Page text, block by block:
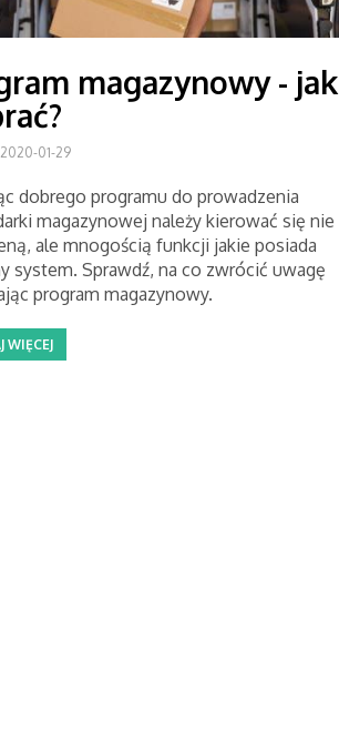
magazynowy - jak
01-29
dobrego programu do prowadzenia
magazynowej należy kierować się nie
ale mnogością funkcji jakie posiada
system. Sprawdź, na co zwrócić uwagę
program magazynowy.
WIĘCEJ